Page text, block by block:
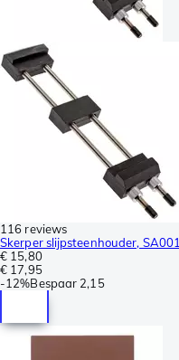
116 reviews
Skerper slijpsteenhouder, SA001
€ 15,80
€ 17,95
-12%Bespaar 2,15